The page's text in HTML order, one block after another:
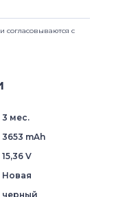
согласовываются с
3 мес.
3653 mAh
15,36 V
Новая
черный